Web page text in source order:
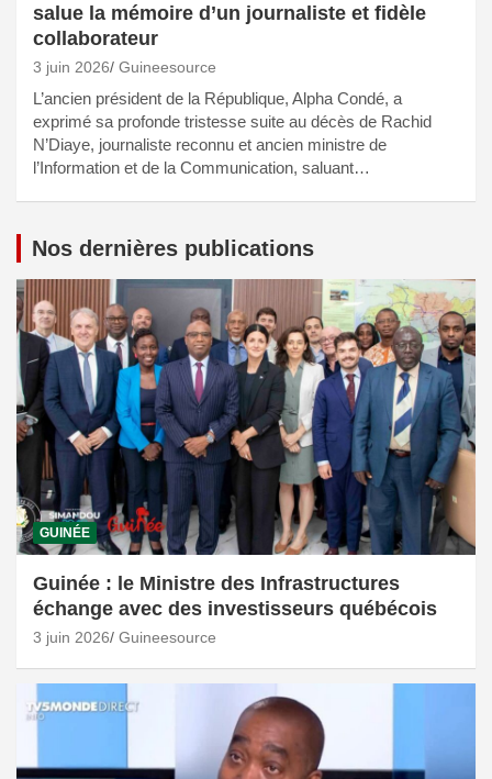
salue la mémoire d’un journaliste et fidèle
collaborateur
3 juin 2026 Guineesource
L’ancien président de la République, Alpha Condé, a
exprimé sa profonde tristesse suite au décès de Rachid
N’Diaye, journaliste reconnu et ancien ministre de
l’Information et de la Communication, saluant…
Nos dernières publications
GUINÉE
Guinée : le Ministre des Infrastructures
échange avec des investisseurs québécois
3 juin 2026 Guineesource